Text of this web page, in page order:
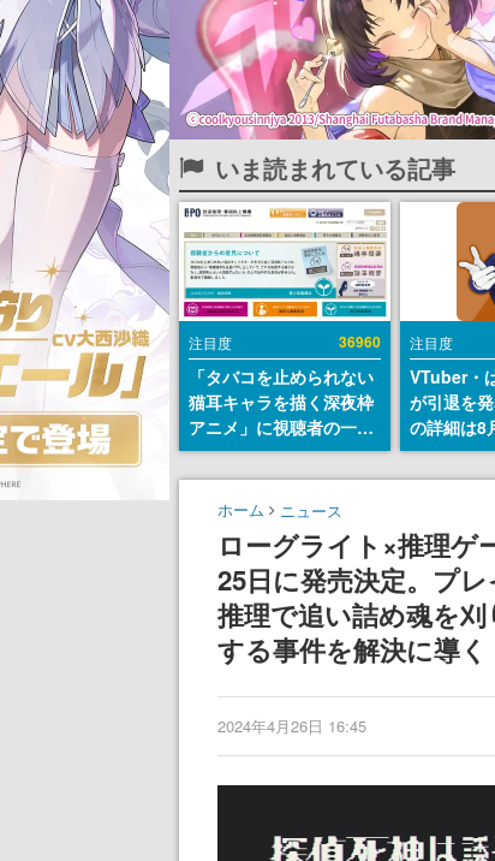
いま読まれている記事
注目度 36960
「タバコを止められない
猫耳キャラを描く深夜枠
アニメ」に視聴者の一部
から批判意見。違法薬物
の使用と思しき描写も含
めて、BPOが議論を交わ
注目度
VTuber・
が引退を
の詳細は8
の配信で
ホーム ニュース
ローグライト×推理ゲ
25日に発売決定。プ
推理で追い詰め魂を
する事件を解決に導く
2024年4月26日 16:45